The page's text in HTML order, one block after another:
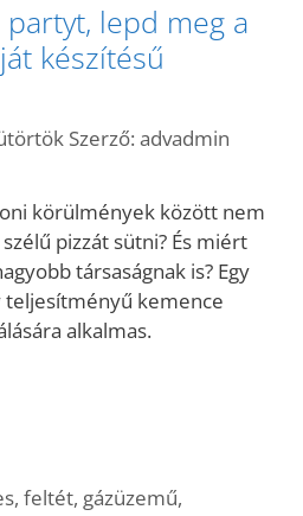
lepd meg a
készítésű
Szerző: advadmin
körülmények között nem
pizzát sütni? És miért
társaságnak is? Egy
teljesítményű kemence
alkalmas.
,feltét, gázüzemű,